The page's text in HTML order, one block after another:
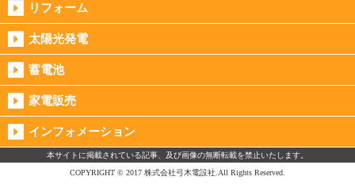
リフォーム
太陽光発電
蓄電池
家電販売
インフォメーション
本サイトに掲載されている記事、及び画像の無断転載を禁止いたします。
COPYRIGHT © 2017 株式会社弓木電設社.All Rights Reserved.